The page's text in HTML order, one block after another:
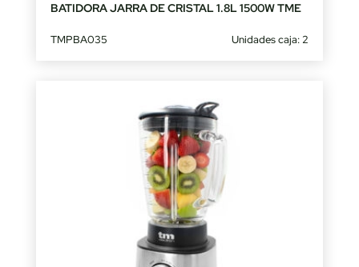
BATIDORA JARRA DE CRISTAL 1.8L 1500W TME
TMPBA035 Unidades caja: 2